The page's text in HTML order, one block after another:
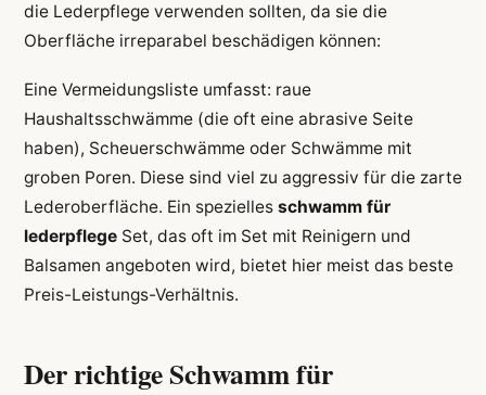
die Lederpflege verwenden sollten, da sie die
Oberfläche irreparabel beschädigen können:
Eine Vermeidungsliste umfasst: raue
Haushaltsschwämme (die oft eine abrasive Seite
haben), Scheuerschwämme oder Schwämme mit
groben Poren. Diese sind viel zu aggressiv für die zarte
Lederoberfläche. Ein spezielles schwamm für
lederpflegeSet, das oft im Set mit Reinigern und
Balsamen angeboten wird, bietet hier meist das beste
Preis-Leistungs-Verhältnis.
Der richtige Schwamm für